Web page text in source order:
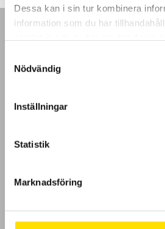
Dessa kan i sin tur kombinera
information som du har
Nödvändig
Inställningar
Statistik
Marknadsföring